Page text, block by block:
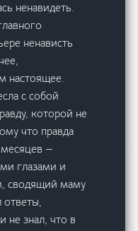
ненавидеть.
ненависть
настоящее.
с собой
которой не
что правда
месяцев —
глазами и
сводящий маму
ответы,
не знал, что в